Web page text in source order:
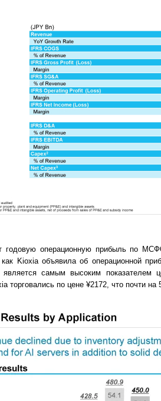
годовую операционную прибыль по
как Kioxia объявила об операционной
самым высоким показателем
торговались по цене ¥2172, что почти